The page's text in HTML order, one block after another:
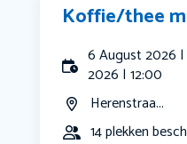
Koffie/thee
6 August 2026
2026 | 12:00
Herenstraa...
14 plekken